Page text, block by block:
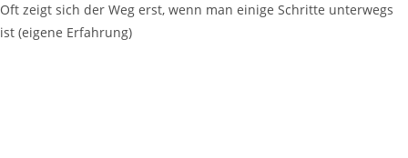
Oft zeigt sich der Weg erst, wenn man einige Schritte unterwegs
ist (eigene Erfahrung)